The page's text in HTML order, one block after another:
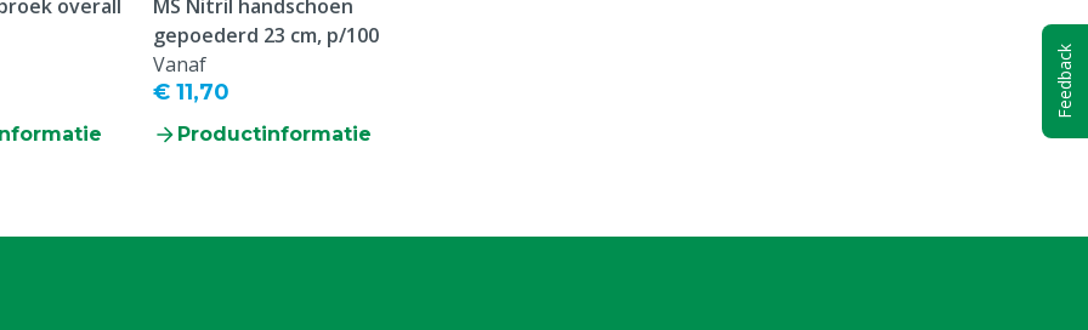
overall
MS Nitril handschoen
gepoederd 23 cm, p/100
Vanaf
€ 11,70
Productinformatie
Feedback